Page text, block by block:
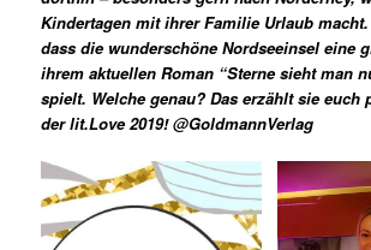
Kindertagen mit ihrer Familie Urlaub macht.
dass die wunderschöne Nordseeinsel eine
ihrem aktuellen Roman “Sterne sieht man
spielt. Welche genau? Das erzählt sie euch
der lit.Love 2019! @GoldmannVerlag